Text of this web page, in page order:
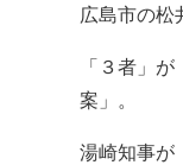
広島市の松
「３者」
案」。
湯崎知事が